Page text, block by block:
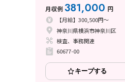
月収例 381,000 円
【月給】300,500円～
神奈川県横浜市神奈川区
検査、事務関連
60677-00
キープする